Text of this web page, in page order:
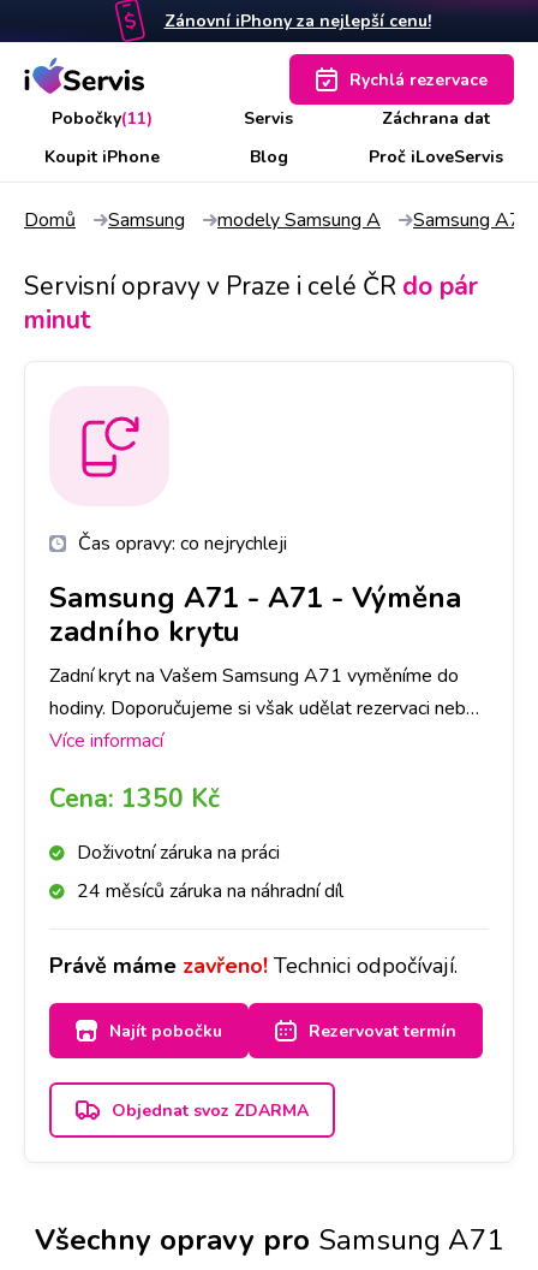
Zánovní iPhony za nejlepší cenu!
Pobočky(11) Servis
Záchrana dat
Koupit iPhone
Blog Proč iLoveServis
Rychlá rezervace
Domů Samsung modely Samsung A Samsung A71
Servisní opravy v Praze i celé ČR do pár
minut
Čas opravy: co nejrychleji
Samsung A71 - A71 - Výměna
zadního krytu
Zadní kryt na Vašem Samsung A71 vyměníme do
hodiny. Doporučujeme si však udělat rezervaci nebo
zavolat na vybranou pobočku, ať pro Vás máme
Více informací
Cena: 1350 Kč
Doživotní záruka na práci
24 měsíců záruka na náhradní díl
Právě máme zavřeno! Technici odpočívají.
Najít pobočku Rezervovat termín
Objednat svoz ZDARMA
Všechny opravy pro Samsung A71